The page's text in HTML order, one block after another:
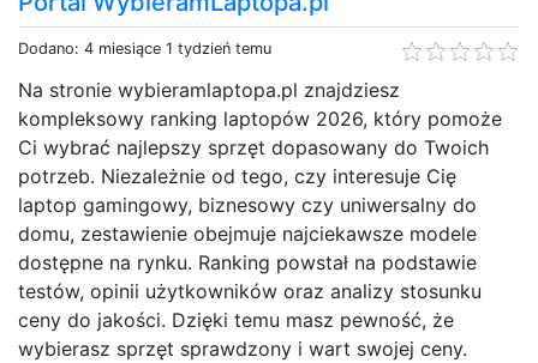
Dodano: 4 miesiące 1 tydzień temu
Na stronie wybieramlaptopa.pl znajdziesz
kompleksowy ranking laptopów 2026, który pomoże
Ci wybrać najlepszy sprzęt dopasowany do Twoich
potrzeb. Niezależnie od tego, czy interesuje Cię
laptop gamingowy, biznesowy czy uniwersalny do
domu, zestawienie obejmuje najciekawsze modele
dostępne na rynku. Ranking powstał na podstawie
testów, opinii użytkowników oraz analizy stosunku
ceny do jakości. Dzięki temu masz pewność, że
wybierasz sprzęt sprawdzony i wart swojej ceny.